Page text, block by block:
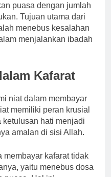
puasa dengan jumlah
Tujuan utama dari
menebus kesalahan
menjalankan ibadah
Kafarat
niat dalam membayar
memiliki peran krusial
hati menjadi
amalan di sisi Allah.
membayar kafarat tidak
yaitu menebus dosa